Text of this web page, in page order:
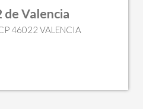
de Valencia
46022 VALENCIA